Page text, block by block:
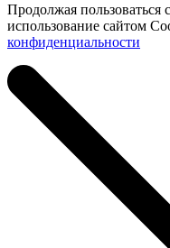
Продолжая пользоваться
использование сайтом
конфиденциальности